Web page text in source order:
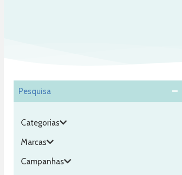
Pesquisa
Categorias
Marcas
Campanhas